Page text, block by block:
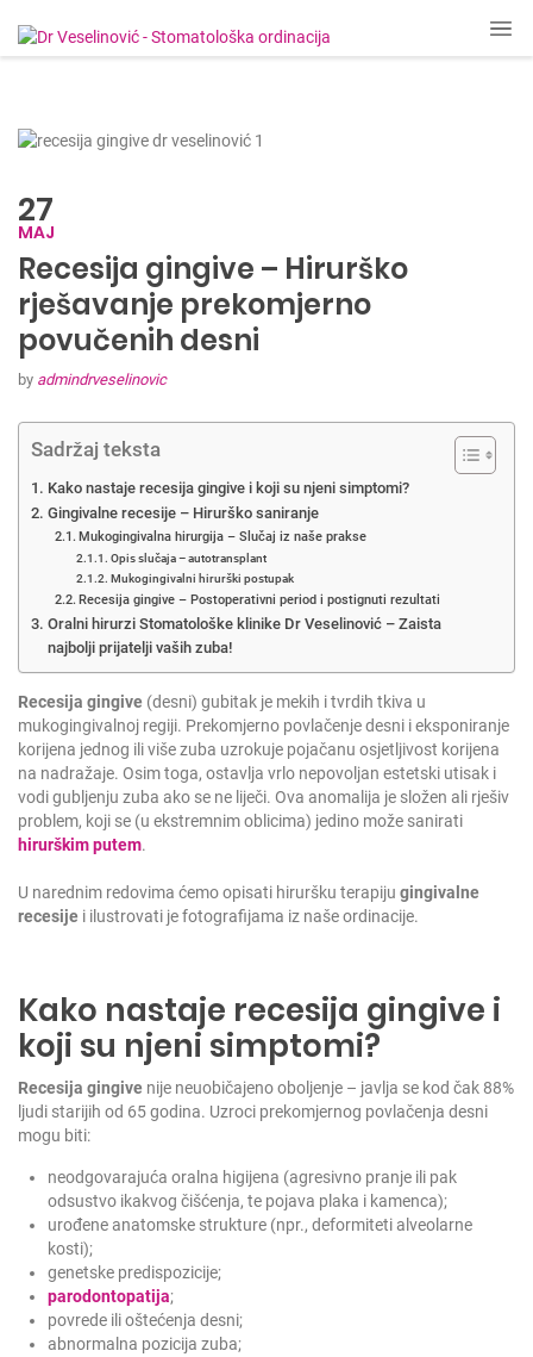
27
MAJ
Recesija gingive – Hirurško
rješavanje prekomjerno
povučenih desni
by admindrveselinovic
Sadržaj teksta
Kako nastaje recesija gingive i koji su njeni simptomi?
Gingivalne recesije – Hirurško saniranje
Mukogingivalna hirurgija – Slučaj iz naše prakse
Opis slučaja – autotransplant
Mukogingivalni hirurški postupak
Recesija gingive – Postoperativni period i postignuti rezultati
Oralni hirurzi Stomatološke klinike Dr Veselinović – Zaista
najbolji prijatelji vaših zuba!
Recesija gingive (desni) gubitak je mekih i tvrdih tkiva u
mukogingivalnoj regiji. Prekomjerno povlačenje desni i eksponiranje
korijena jednog ili više zuba uzrokuje pojačanu osjetljivost korijena
na nadražaje. Osim toga, ostavlja vrlo nepovoljan estetski utisak i
vodi gubljenju zuba ako se ne liječi. Ova anomalija je složen ali rješiv
problem, koji se (u ekstremnim oblicima) jedino može sanirati
hirurškim putem.
U narednim redovima ćemo opisati hiruršku terapiju gingivalne
recesije i ilustrovati je fotografijama iz naše ordinacije.
Kako nastaje recesija gingive i
koji su njeni simptomi?
Recesija gingive nije neuobičajeno oboljenje – javlja se kod čak 88%
ljudi starijih od 65 godina. Uzroci prekomjernog povlačenja desni
mogu biti:
neodgovarajuća oralna higijena (agresivno pranje ili pak
odsustvo ikakvog čišćenja, te pojava plaka i kamenca);
urođene anatomske strukture (npr., deformiteti alveolarne
kosti);
genetske predispozicije;
parodontopatija;
povrede ili oštećenja desni;
abnormalna pozicija zuba;